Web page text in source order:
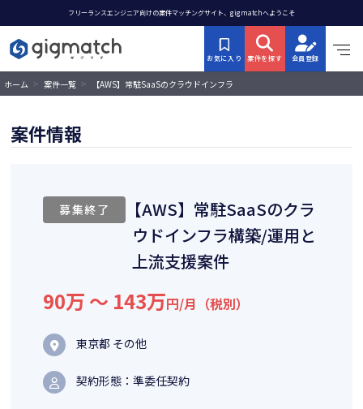
フリーランスエンジニア向けの案件マッチングサイト、gigmatchへようこそ
お気に入り 案件を探す 会員登録
ホーム > 案件一覧 >
【AWS】常駐SaaSのクラウドインフラ
案件情報
募集終了
【AWS】常駐SaaSのクラ
ウドインフラ構築/運用と
上流支援案件
90万 〜 143万円/月（税別）
東京都 その他
契約形態：準委任契約